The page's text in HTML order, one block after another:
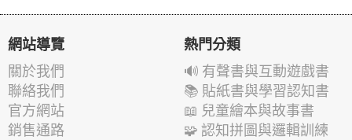
網站導覽
關於我們
聯絡我們
官方網站
銷售通路
熱門分類
🔊 有聲書與互動遊戲書
📚 貼紙書與學習認知書
📖 兒童繪本與故事書
🧩 認知拼圖與邏輯訓練